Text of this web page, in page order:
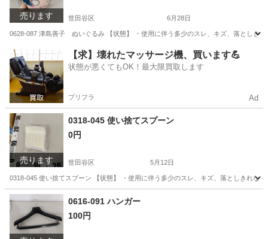
売ります 世田谷区 6月28日
0628-087 津島善子 ぬいぐるみ 【状態】 ・使用に伴う多少のスレ、キズ、落としき
東京 世田谷区 おもちゃ 現地
【求】壊れたマッサージ機、買います💪
状態が悪くてもOK！最大限買取します
プリフラ Ad
売ります
0318-045 使い捨てスプーン
0円
世田谷区 5月12日
0318-045 使い捨てスプーン 【状態】 ・使用に伴う多少のスレ、キズ、落としきれ
現地
0616-091 ハンガー
100円